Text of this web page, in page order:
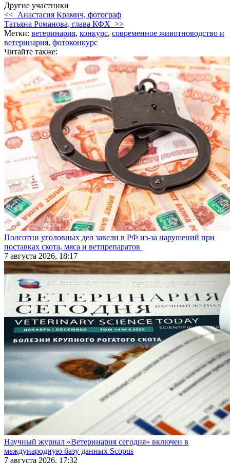
Другие участники
<< Анастасия Крамич, фотограф
Татьяна Романова, глава КФХ >>
Метки: ветеринария, конкурс, современное животноводство и
ветеринария, фотоконкурс
Читайте также:
Полсотни уголовных дел завели в РФ из-за нарушений при
поставках скота, мяса и ветпрепаратов
7 августа 2026, 18:17
Научный журнал «Ветеринария сегодня» включен в
международную базу данных Scopus
7 августа 2026, 17:32